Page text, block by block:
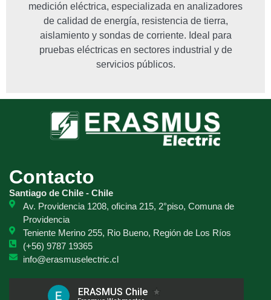
medición eléctrica, especializada en analizadores
de calidad de energía, resistencia de tierra,
aislamiento y sondas de corriente. Ideal para
pruebas eléctricas en sectores industrial y de
servicios públicos.
Contacto
Santiago de Chile - Chile
Av. Providencia 1208, oficina 215, 2°piso, Comuna de
Providencia
Teniente Merino 255, Rio Bueno, Región de Los Ríos
(+56) 9787 19365
info@erasmuselectric.cl